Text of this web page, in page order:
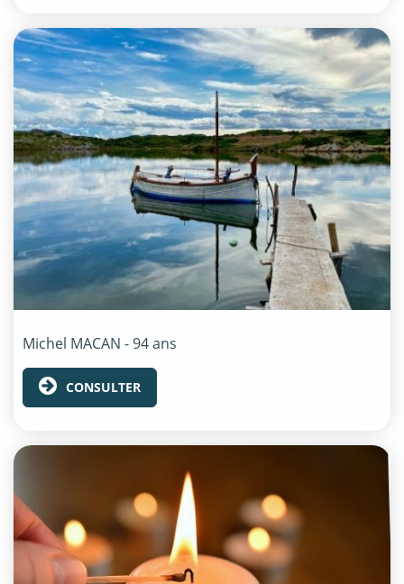
Michel MACAN - 94 ans
CONSULTER